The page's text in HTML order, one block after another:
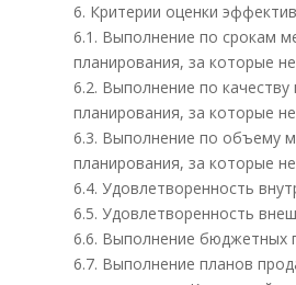
6. Критерии оценки
6.1. Выполнение по срокам
планирования, за которые
6.2. Выполнение по
планирования, за которые
6.3. Выполнение по объему
планирования, за которые
6.4. Удовлетворенность
6.5. Удовлетворенность
6.6. Выполнение бюджетных
6.7. Выполнение планов